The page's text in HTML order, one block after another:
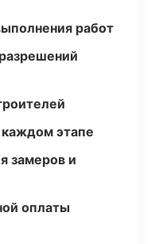
работ
каждом этапе
замеров и
оплаты